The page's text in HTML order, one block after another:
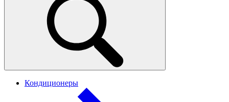
Кондиционеры